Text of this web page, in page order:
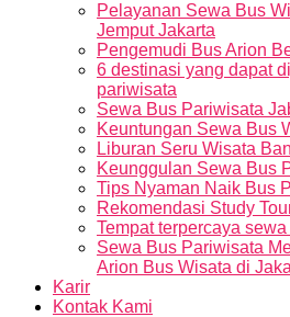
Pelayanan Sewa Bus
Jemput Jakarta
Pengemudi Bus Arion
6 destinasi yang dapat
pariwisata
Sewa Bus Pariwisata
Keuntungan Sewa Bus
Liburan Seru Wisata
Keunggulan Sewa Bus
Tips Nyaman Naik Bus
Rekomendasi Study
Tempat terpercaya
Sewa Bus Pariwisata
Arion Bus Wisata di
Karir
Kontak Kami